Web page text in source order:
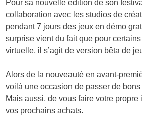
Pour sa nouvelle édition de son
collaboration avec les studios de
pendant 7 jours des jeux en démo
surprise vient du fait que pour
virtuelle, il s’agit de version bêta de
Alors de la nouveauté en avant-
voilà une occasion de passer de
Mais aussi, de vous faire votre propre
vos prochains achats.